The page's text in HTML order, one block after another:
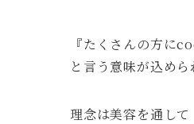
『たくさんの方に
と言う意味が込めら
理念は美容を通して